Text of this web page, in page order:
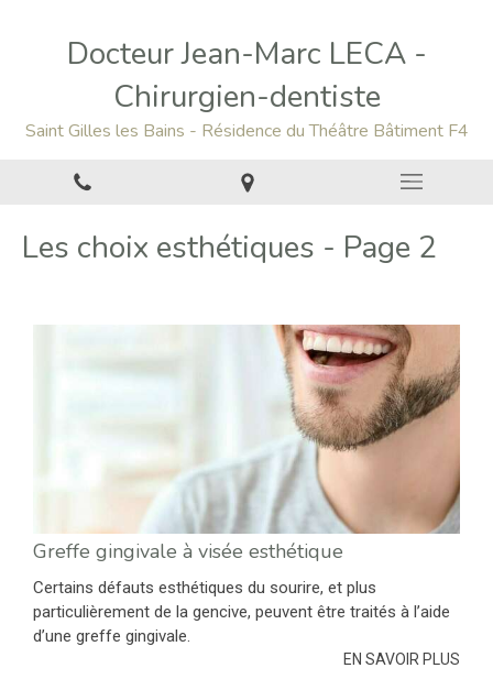
Docteur Jean-Marc LECA -
Chirurgien-dentiste
Saint Gilles les Bains - Résidence du Théâtre Bâtiment F4
Les choix esthétiques - Page 2
Greffe gingivale à visée esthétique
Certains défauts esthétiques du sourire, et plus
particulièrement de la gencive, peuvent être traités à l’aide
d’une greffe gingivale.
EN SAVOIR PLUS